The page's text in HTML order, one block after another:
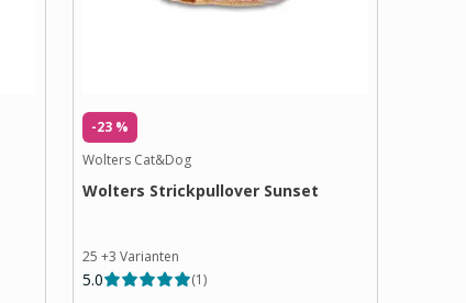
-23 %
Wolters Cat&Dog
Wolters Strickpullover Sunset
25 +3 Varianten
5.0 (1)